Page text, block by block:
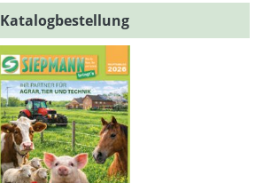
Katalogbestellung